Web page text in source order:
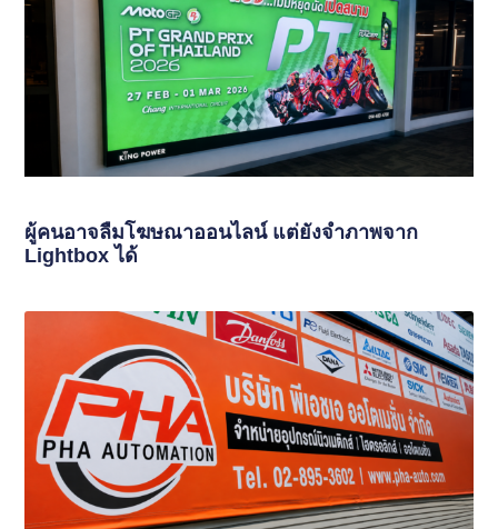
ผู้คนอาจลืมโฆษณาออนไลน์ แต่ยังจำภาพจาก
Lightbox ได้